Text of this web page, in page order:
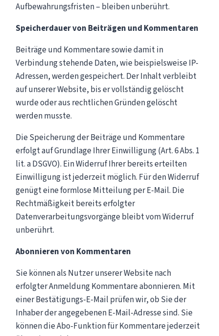
Aufbewahrungsfristen – bleiben unberührt.
Speicherdauer von Beiträgen und Kommentaren
Beiträge und Kommentare sowie damit in
Verbindung stehende Daten, wie beispielsweise IP-
Adressen, werden gespeichert. Der Inhalt verbleibt
auf unserer Website, bis er vollständig gelöscht
wurde oder aus rechtlichen Gründen gelöscht
werden musste.
Die Speicherung der Beiträge und Kommentare
erfolgt auf Grundlage Ihrer Einwilligung (Art. 6 Abs. 1
lit. a DSGVO). Ein Widerruf Ihrer bereits erteilten
Einwilligung ist jederzeit möglich. Für den Widerruf
genügt eine formlose Mitteilung per E-Mail. Die
Rechtmäßigkeit bereits erfolgter
Datenverarbeitungsvorgänge bleibt vom Widerruf
unberührt.
Abonnieren von Kommentaren
Sie können als Nutzer unserer Website nach
erfolgter Anmeldung Kommentare abonnieren. Mit
einer Bestätigungs-E-Mail prüfen wir, ob Sie der
Inhaber der angegebenen E-Mail-Adresse sind. Sie
können die Abo-Funktion für Kommentare jederzeit